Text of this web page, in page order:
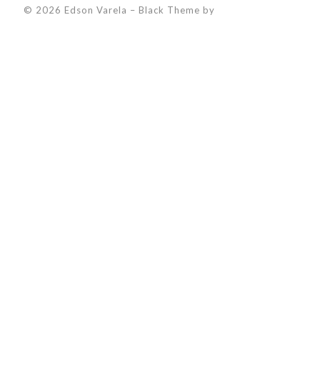
© 2026 Edson Varela – Black Theme by